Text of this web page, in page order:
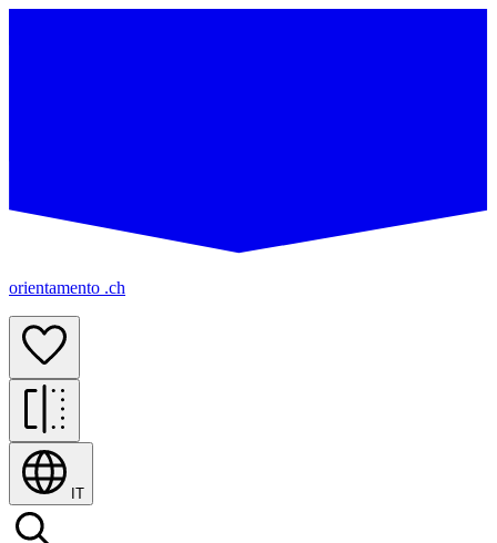
orientamento .ch
IT